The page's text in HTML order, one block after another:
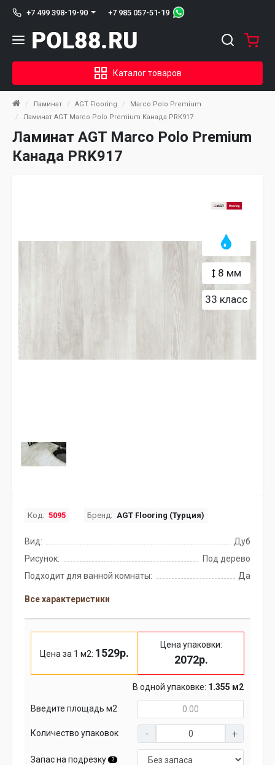
+7 499 398-19-90 +7 985 057-51-19
Каталог товаров
Ламинат AGT Flooring
Marco Polo Premium
Ламинат AGT Marco Polo Premium Канада PRK917
Ламинат AGT Marco Polo Premium
Канада PRK917
8 мм
33 класс
Код: 5095 Бренд: AGT Flooring (Турция)
Вид:
Дуб
Рисунок:
Под дерево
Подходит для ванной комнаты:
Да
Все характеристики
Цена за 1 м2: 1529р.
Цена упаковки:
2072р.
В одной упаковке: 1.355 м2
Введите площадь м2
Количество упаковок
Запас на подрезку ?